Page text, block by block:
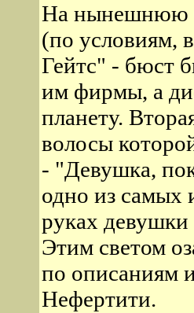
На нынешнюю
(по условиям,
Гейтс" - бюст
им фирмы, а
планету.
волосы
- "Девушка,
одно из самых
руках девушки
Этим светом
по описаниям
Нефертити.